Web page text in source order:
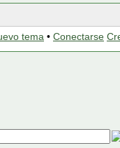
tema • Conectarse